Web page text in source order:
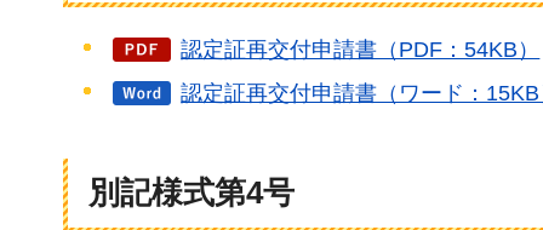
認定証再交付申請書（PDF：54KB）
認定証再交付申請書（ワード：
別記様式第4号